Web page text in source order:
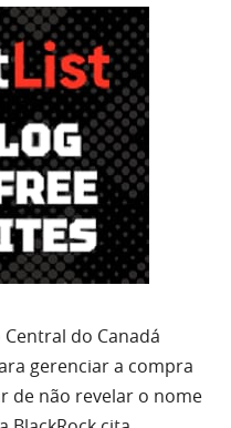
do Canadá
gerenciar a compra
de não revelar o nome